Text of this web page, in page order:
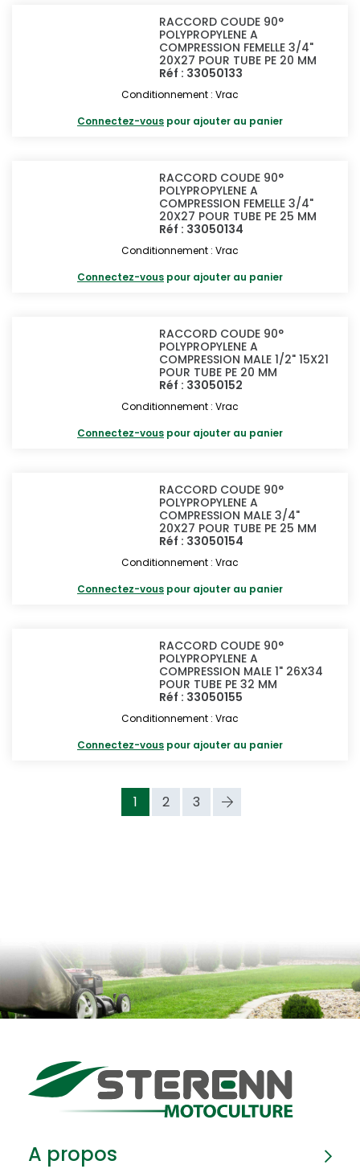
RACCORD COUDE 90°
POLYPROPYLENE A
COMPRESSION FEMELLE 3/4"
20X27 POUR TUBE PE 20 MM
Réf : 33050133
Conditionnement : Vrac
Connectez-vous pour ajouter au panier
RACCORD COUDE 90°
POLYPROPYLENE A
COMPRESSION FEMELLE 3/4"
20X27 POUR TUBE PE 25 MM
Réf : 33050134
Conditionnement : Vrac
Connectez-vous pour ajouter au panier
RACCORD COUDE 90°
POLYPROPYLENE A
COMPRESSION MALE 1/2" 15X21
POUR TUBE PE 20 MM
Réf : 33050152
Conditionnement : Vrac
Connectez-vous pour ajouter au panier
RACCORD COUDE 90°
POLYPROPYLENE A
COMPRESSION MALE 3/4"
20X27 POUR TUBE PE 25 MM
Réf : 33050154
Conditionnement : Vrac
Connectez-vous pour ajouter au panier
RACCORD COUDE 90°
POLYPROPYLENE A
COMPRESSION MALE 1" 26X34
POUR TUBE PE 32 MM
Réf : 33050155
Conditionnement : Vrac
Connectez-vous pour ajouter au panier
1 2 3
A propos